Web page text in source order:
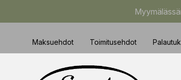
Maksuehdot Toimitusehdot